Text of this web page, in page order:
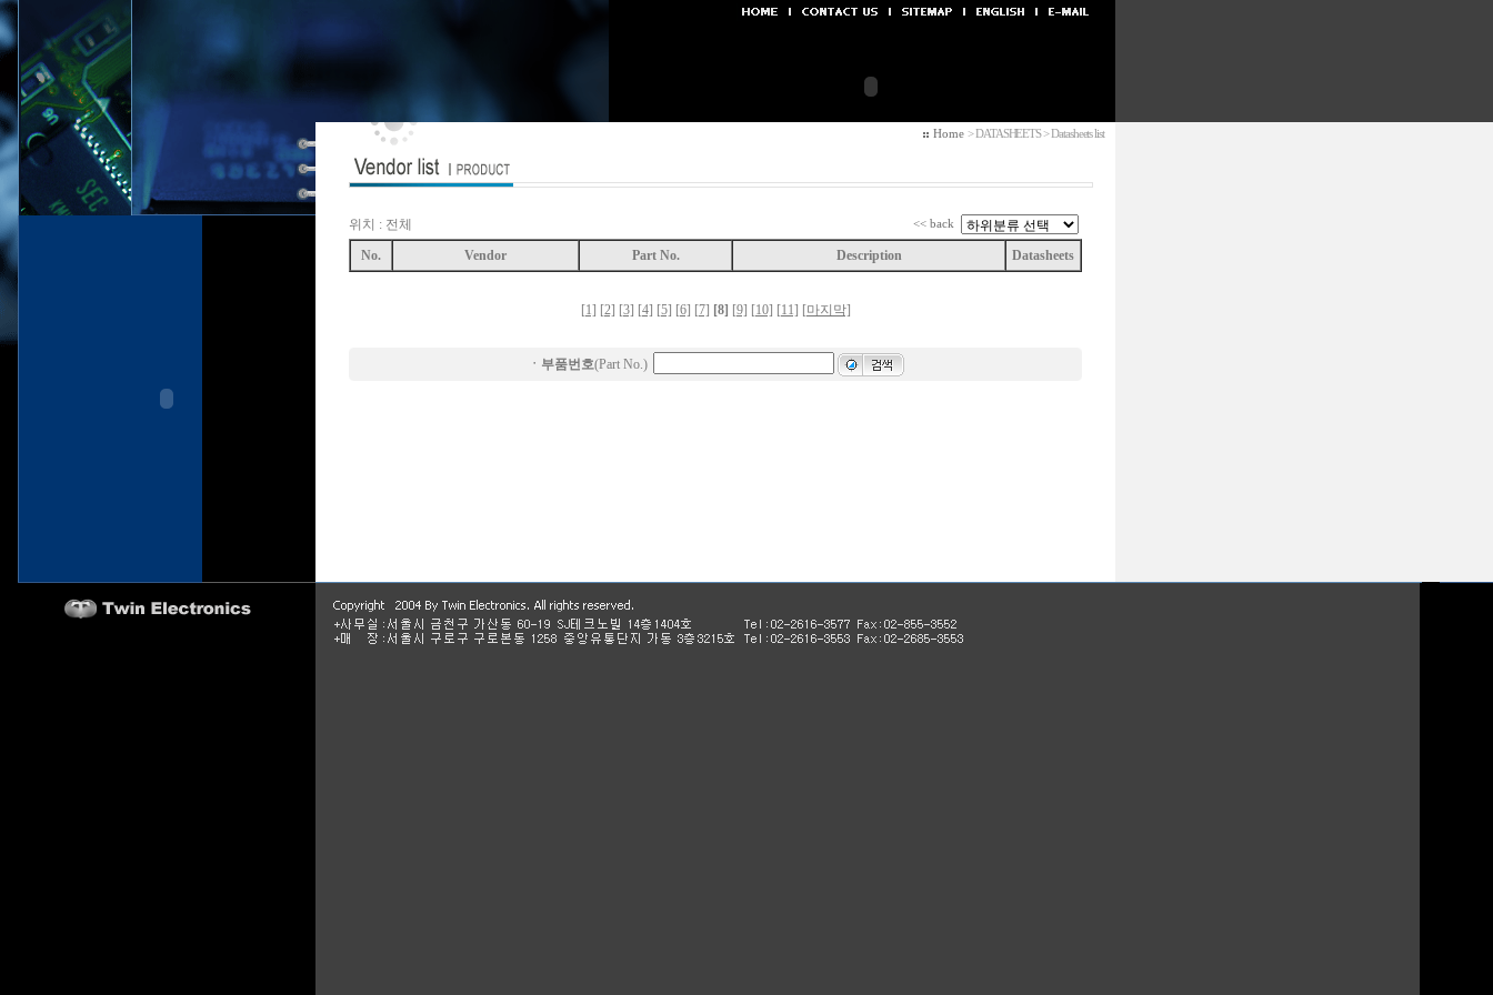
Home > DATASHEETS > Datasheets list
위치 : 전체 << back
No. Vendor Part No. Description Datasheets
[1] [2] [3] [4] [5] [6] [7] [8] [9] [10] [11] [마지막]
ㆍ 부품번호(Part No.)